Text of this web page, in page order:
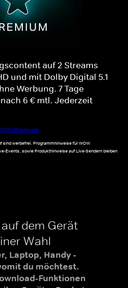
auf 2 Streams
und mit Dolby Digital 5.1
Werbung. 7 Tage
6 € mtl. Jederzeit
Premium
sind werbefrei. Programmhinweise für WOW
Events, sowie Produkthinweise auf Live-Sendern bleiben
dem Gerät
Wahl
Laptop, Handy -
du möchtest.
Funktionen